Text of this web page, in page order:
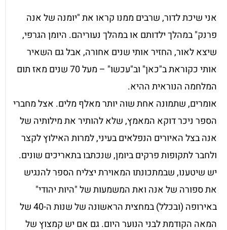
אני שיכת לדור, שרבים ממנו קראו את "יומנה של אנה
פרנק" במהלך ילדותם או במהלך נעוריהם. היומן הגרפי,
שיצא לאור, החזיר אותי שנים אחורה, אבל גם השאיר
אותי כקוראת ב"כאן" וב"עכשו" – מעל 70 שנים מאז תום
המלחמה הנוראית ההיא.
אומרים, שתמונה אחת שוה יותר מאלף מלים. אצל מחברי
הספר ניכר דוקא המאמץ, שלא להותיר את מילותיה של
אנה בצל האיורים הנפלאים בעיני, למרות האילוץ לקצר
ולחבר לתקופות פרקים ביומן, שנכתבו בתאריכים שונים.
יש שיטענו, שבמתכונתו המאוירת יצליח הספר להנגיש
את ספורה של אנה ואת המשמעות של "היות יהודי"
באירופה (ובכלל) במחצית הראשונה של שנות ה-40 של
המאה הקודמת לבני הנוער היום. גם אם יש קמצוץ של